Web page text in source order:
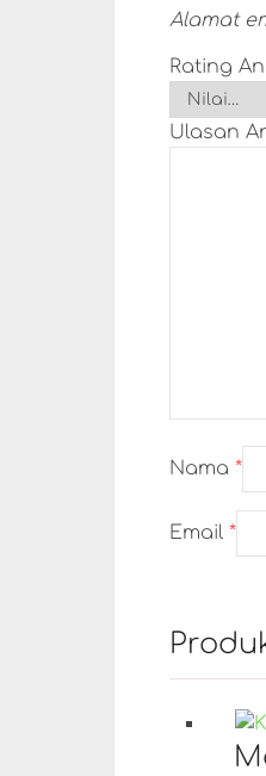
Alamat
Rating
Ulasan
Nama *
Email *